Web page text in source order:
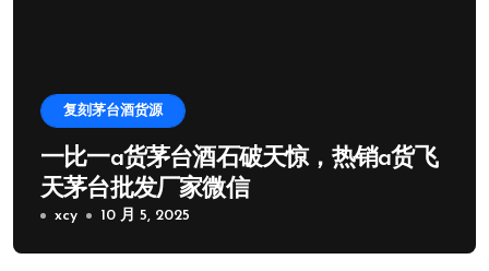
复刻茅台酒货源
一比一a货茅台酒石破天惊，热销a货飞
天茅台批发厂家微信
xcy 10 月 5, 2025